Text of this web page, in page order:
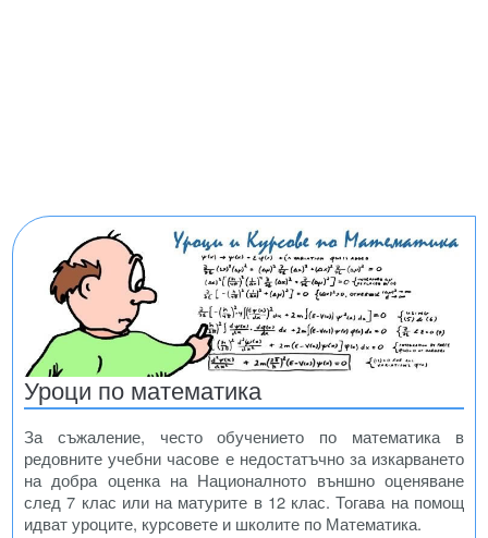
Уроци по математика
За съжаление, често обучението по математика в
редовните учебни часове е недостатъчно за изкарването
на добра оценка на Националното външно оценяване
след 7 клас или на матурите в 12 клас. Тогава на помощ
идват уроците, курсовете и школите по Математика.